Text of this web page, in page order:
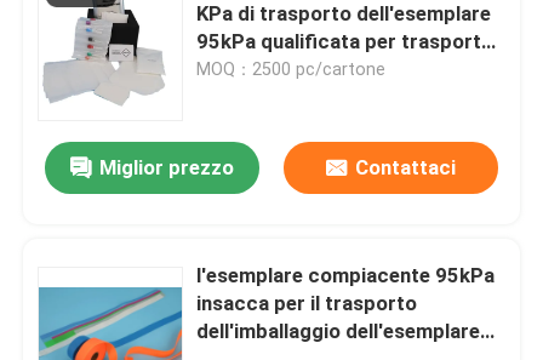
Controllo della qualità
Chiedi un preventivo
borsa di trasporto dell'esemplare 95kPa
KPa di trasporto dell'esemplare
95kPa qualificata per trasporto
aereo
MOQ：2500 pc/cartone
Miglior prezzo Contattaci
l'esemplare compiacente 95kPa
insacca per il trasporto
dell'imballaggio dell'esemplare